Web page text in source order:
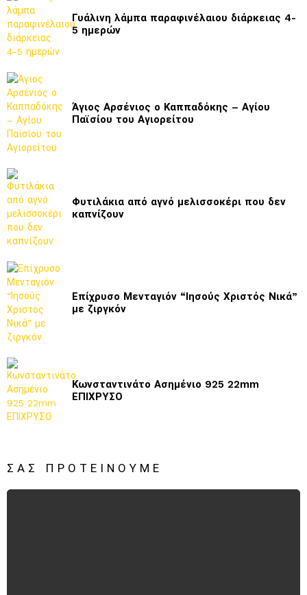
Γυάλινη λάμπα παραφινέλαιου διάρκειας 4-
5 ημερών
Άγιος Αρσένιος ο Καππαδόκης – Αγίου
Παϊσίου του Αγιορείτου
Φυτιλάκια από αγνό μελισσοκέρι που δεν
καπνίζουν
Επίχρυσο Μενταγιόν “Ιησούς Χριστός Νικά”
με ζιργκόν
Κωνσταντινάτο Ασημένιο 925 22mm
ΕΠΙΧΡΥΣΟ
ΣΑΣ ΠΡΟΤΕΊΝΟΥΜΕ